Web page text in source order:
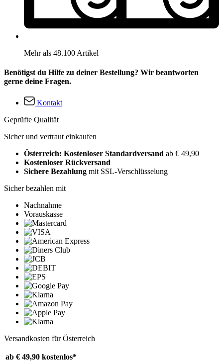
Mehr als 48.100 Artikel
Benötigst du Hilfe zu deiner Bestellung? Wir beantworten
gerne deine Fragen.
Kontakt
Geprüfte Qualität
Sicher und vertraut einkaufen
Österreich: Kostenloser Standardversand ab € 49,90
Kostenloser Rückversand
Sichere Bezahlung mit SSL-Verschlüsselung
Sicher bezahlen mit
Nachnahme
Vorauskasse
Versandkosten für Österreich
ab € 49,90 kostenlos*